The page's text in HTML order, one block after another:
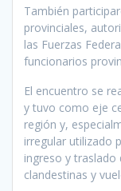
También
provinciales,
las Fuerzas
funcionarios
El encuentro se
y tuvo como eje
región y,
irregular utilizado
ingreso y traslado
clandestinas y